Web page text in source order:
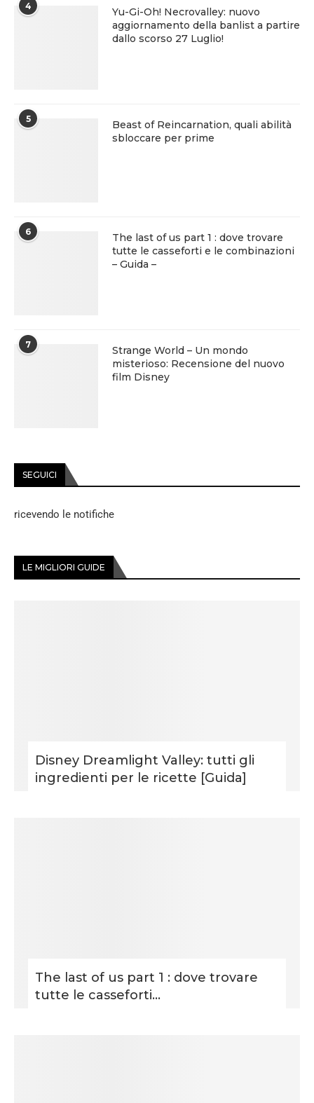
4
Yu-Gi-Oh! Necrovalley: nuovo
aggiornamento della banlist a partire
dallo scorso 27 Luglio!
5
Beast of Reincarnation, quali abilità
sbloccare per prime
6
The last of us part 1 : dove trovare
tutte le casseforti e le combinazioni
– Guida –
7
Strange World – Un mondo
misterioso: Recensione del nuovo
film Disney
SEGUICI
ricevendo le notifiche
LE MIGLIORI GUIDE
Disney Dreamlight Valley: tutti gli
ingredienti per le ricette [Guida]
The last of us part 1 : dove trovare
tutte le casseforti...